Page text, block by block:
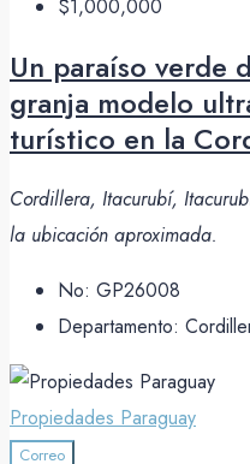
$1,000,000
Un paraíso verde
granja modelo
turístico en la
Cordillera, Itacurubí,
la ubicación aproximada.
No: GP26008
Departamento:
Propiedades Paraguay
Correo